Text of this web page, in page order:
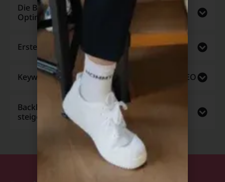
Die Bedeutung von technischen SEO-
Optimierungen
Erstellung von SEO-optimierten Inhalten
Keyword-Recherche für dein erfolgreiches SEO
Backlinks und Off-Page-SEO: Deine Autorität
steigern